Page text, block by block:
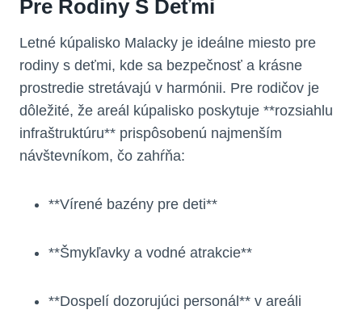
Pre Rodiny S Deťmi
Letné kúpalisko Malacky je ideálne miesto pre
rodiny s deťmi, kde sa bezpečnosť a krásne
prostredie stretávajú v harmónii. Pre rodičov je
dôležité, že areál kúpalisko poskytuje **rozsiahlu
infraštruktúru** prispôsobenú najmenším
návštevníkom, čo zahŕňa:
**Vírené bazény pre deti**
**Šmykľavky a vodné atrakcie**
**Dospelí dozorujúci personál** v areáli